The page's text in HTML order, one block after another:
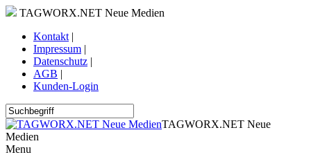
TAGWORX.NET Neue Medien
Kontakt |
Impressum |
Datenschutz |
AGB |
Kunden-Login
TAGWORX.NET Neue
Medien
Menu